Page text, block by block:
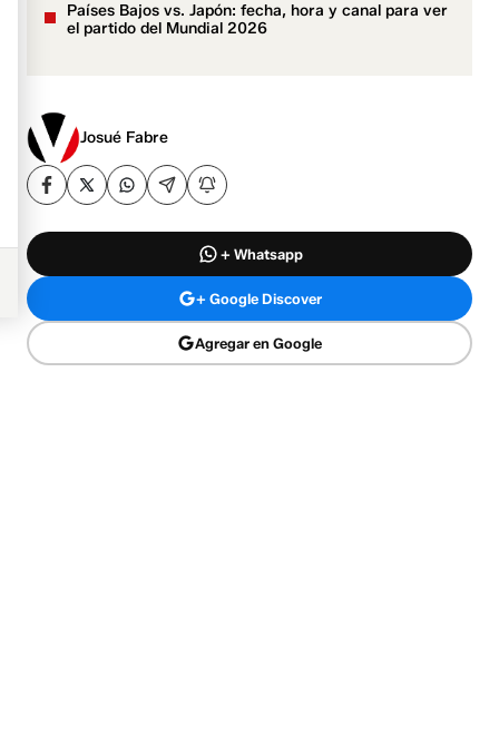
Países Bajos vs. Japón: fecha, hora y canal para ver
el partido del Mundial 2026
Josué Fabre
+ Whatsapp
+ Google Discover
Agregar en Google